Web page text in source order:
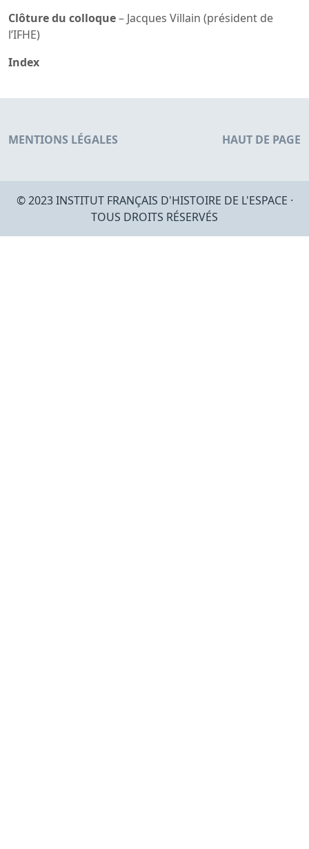
Clôture du colloque– Jacques Villain (président de
l’IFHE)
Index
HAUT DE PAGE
MENTIONS LÉGALES
© 2023 INSTITUT FRANÇAIS D'HISTOIRE DE L'ESPACE ·
TOUS DROITS RÉSERVÉS